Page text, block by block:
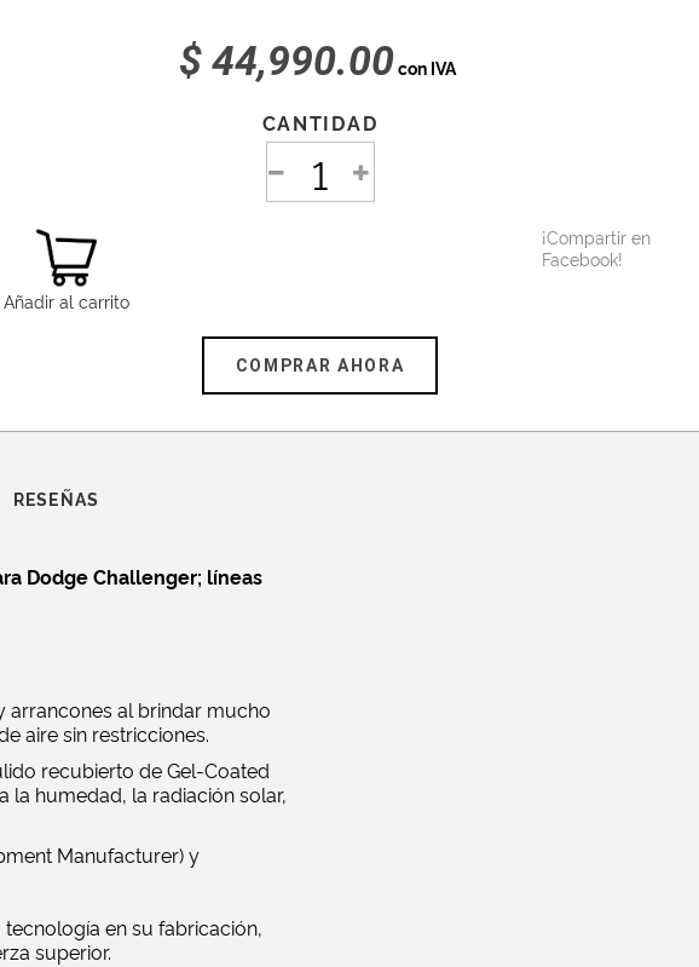
$ 44,990.00con IVA
CANTIDAD
Añadir al carrito
¡Compartir en
Facebook!
COMPRAR AHORA
RESEÑAS
Dodge Challenger; líneas
arrancones al brindar mucho
aire sin restricciones.
recubierto de Gel-Coated
humedad, la radiación solar,
Manufacturer) y
en su fabricación,
superior.